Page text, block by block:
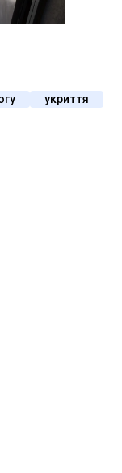
укриття